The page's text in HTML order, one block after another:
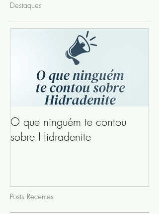
Destaques
O que ninguém te contou
sobre Hidradenite
Posts Recentes